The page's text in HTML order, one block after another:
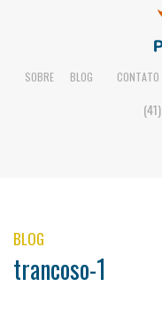
SOBRE BLOG CONTATO
(41)
BLOG
trancoso-1